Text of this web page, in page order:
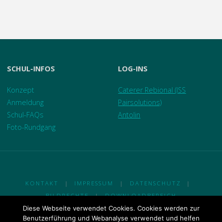
SCHUL-INFOS
Konzept
Anmeldung
Schul-FAQs
Foto-Rundgang
LOG-INS
Caterer Rebional (ISS
Pairsolutions)
Antolin
KONTAKT | IMPRESSUM | DATENSCHUTZ
|
BILDRECHTE
| DOWNLOADBEREICH
© 2018 Ganztagsgrundschule Am Johannisland
Diese Webseite verwendet Cookies. Cookies werden zur
Benutzerführung und Webanalyse verwendet und helfen